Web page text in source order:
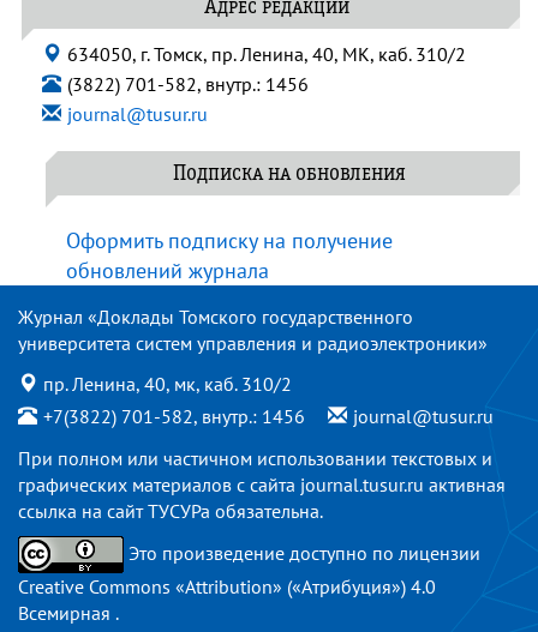
Адрес редакции
634050, г. Томск, пр. Ленина, 40, МК, каб. 310/2
(3822) 701-582, внутр.: 1456
journal@tusur.ru
Подписка на обновления
Оформить подписку на получение
обновлений журнала
Журнал «Доклады Томского государственного
университета систем управления и радиоэлектроники»
пр. Ленина, 40, мк, каб. 310/2
+7(3822) 701-582, внутр.: 1456
journal@tusur.ru
При полном или частичном использовании текстовых и
графических материалов с сайта journal.tusur.ru активная
ссылка на сайт ТУСУРа обязательна.
Это произведение доступно по лицензии
Creative Commons «Attribution» («Атрибуция») 4.0
Всемирная .